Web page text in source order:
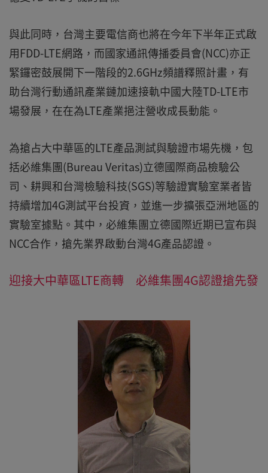
與此同時，台灣主要電信商也將在今年下半年正式啟
用FDD-LTE網路，而國家通訊傳播委員會(NCC)亦正
緊鑼密鼓展開下一階段的2.6GHz頻譜釋照計畫，有
助台灣行動通訊產業鏈加速接軌中國大陸TD-LTE市
場發展，在在為LTE產業挹注營收成長動能。
為搶占大中華區的LTE產品測試與驗證市場先機，包
括必維集團(Bureau Veritas)立德國際商品檢驗公
司、耕興和台灣檢驗科技(SGS)等驗證實驗室業者皆
持續增加4G測試平台投資，並進一步擴張亞洲地區的
實驗室據點。其中，必維集團立德國際近期已宣布與
NCC合作，搶先業界啟動台灣4G產品認證。
迎接大中華區LTE商轉 必維集團4G認證搶先發